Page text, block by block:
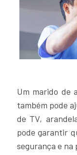
Um marido de
também pode
de TV,
pode garantir
segurança e na